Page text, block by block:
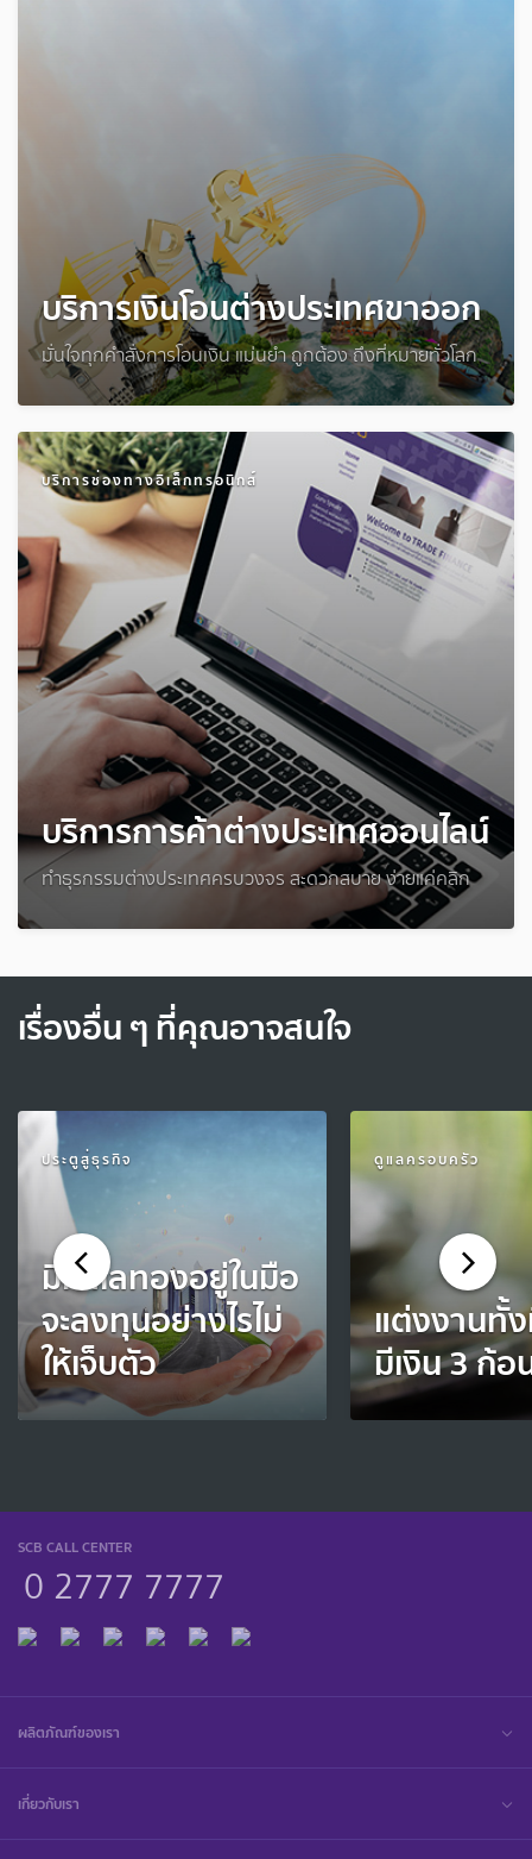
บริการเงินโอนต่างประเทศขาออก
มั่นใจทุกคำสั่งการโอนเงิน แม่นยำ ถูกต้อง ถึงที่หมายทั่วโลก
บริการช่องทางอิเล็กทรอนิกส์
บริการการค้าต่างประเทศออนไลน์
ทำธุรกรรมต่างประเทศครบวงจร สะดวกสบาย ง่ายแค่คลิก
เรื่องอื่น ๆ ที่คุณอาจสนใจ
ประตูสู่ธุรกิจ
มีทำเลทองอยู่ในมือ
จะลงทุนอย่างไรไม่
ให้เจ็บตัว
ดูแลครอบครัว
แต่งงานทั้
มีเงิน 3 ก้อ
SCB CALL CENTER
0 2777 7777
ผลิตภัณฑ์ของเรา
เกี่ยวกับเรา